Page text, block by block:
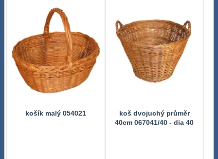
košík malý 054021
koš dvojuchý průměr
40cm 067041/40 - dia 40